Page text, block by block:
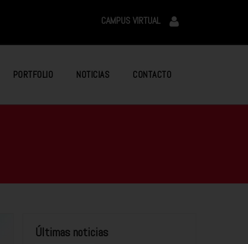
CAMPUS VIRTUAL
PORTFOLIO NOTICIAS CONTACTO
Últimas noticias